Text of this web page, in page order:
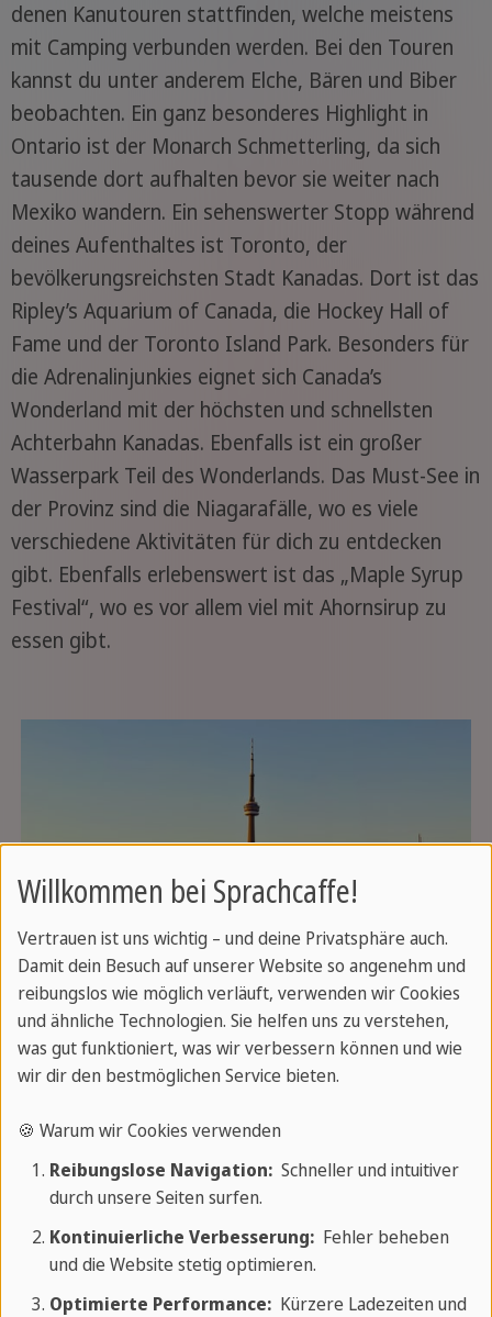
denen Kanutouren stattfinden, welche meistens
mit Camping verbunden werden. Bei den Touren
kannst du unter anderem Elche, Bären und Biber
beobachten. Ein ganz besonderes Highlight in
Ontario ist der Monarch Schmetterling, da sich
tausende dort aufhalten bevor sie weiter nach
Mexiko wandern. Ein sehenswerter Stopp während
deines Aufenthaltes ist Toronto, der
bevölkerungsreichsten Stadt Kanadas. Dort ist das
Ripley’s Aquarium of Canada, die Hockey Hall of
Fame und der Toronto Island Park. Besonders für
die Adrenalinjunkies eignet sich Canada’s
Wonderland mit der höchsten und schnellsten
Achterbahn Kanadas. Ebenfalls ist ein großer
Wasserpark Teil des Wonderlands. Das Must-See in
der Provinz sind die Niagarafälle, wo es viele
verschiedene Aktivitäten für dich zu entdecken
gibt. Ebenfalls erlebenswert ist das „Maple Syrup
Festival“, wo es vor allem viel mit Ahornsirup zu
essen gibt.
Québec
Québec ist die größte Provinz Kanadas und die
Willkommen bei Sprachcaffe!
Vertrauen ist uns wichtig – und deine Privatsphäre auch.
Damit dein Besuch auf unserer Website so angenehm und
reibungslos wie möglich verläuft, verwenden wir Cookies
und ähnliche Technologien. Sie helfen uns zu verstehen,
was gut funktioniert, was wir verbessern können und wie
wir dir den bestmöglichen Service bieten.
🍪 Warum wir Cookies verwenden
Reibungslose Navigation:Schneller und intuitiver
durch unsere Seiten surfen.
Kontinuierliche Verbesserung:Fehler beheben
und die Website stetig optimieren.
Optimierte Performance:Kürzere Ladezeiten und